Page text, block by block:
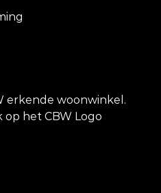
erkende woonwinkel.
het CBW Logo